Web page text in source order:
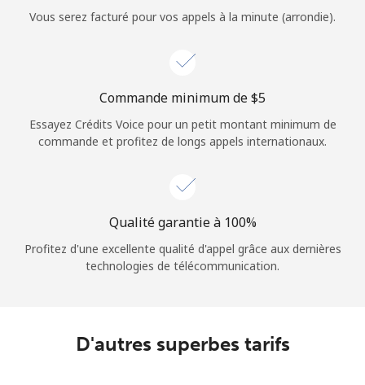
Vous serez facturé pour vos appels à la minute (arrondie).
Commande minimum de ⁦$5⁩
Essayez Crédits Voice pour un petit montant minimum de
commande et profitez de longs appels internationaux.
Qualité garantie à 100%
Profitez d'une excellente qualité d'appel grâce aux dernières
technologies de télécommunication.
D'autres superbes tarifs